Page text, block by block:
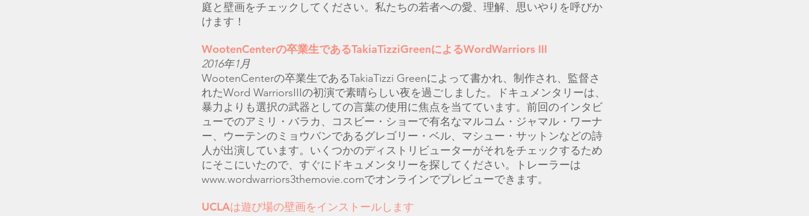
庭と壁画をチェックしてください。私たちの若者への愛、理解、思いやりを呼びか
けます！
WootenCenterの卒業生であるTakiaTizziGreenによるWordWarriors III
2016年1月
WootenCenterの卒業生であるTakiaTizzi Greenによって書かれ、制作され、監督さ
れたWord WarriorsIIIの初演で素晴らしい夜を過ごしました。ドキュメンタリーは、
暴力よりも選択の武器としての言葉の使用に焦点を当てています。前回のインタビ
ューでのアミリ・バラカ、コスビー・ショーで有名なマルコム・ジャマル・ワーナ
ー、ウーテンのミョウバンであるグレゴリー・ベル、マシュー・サットンなどの詩
人が出演しています。いくつかのディストリビューターがそれをチェックするため
にそこにいたので、すぐにドキュメンタリーを探してください。トレーラーは
www.wordwarriors3themovie.comでオンラインでプレビューできます。
UCLAは遊び場の壁画をインストールします